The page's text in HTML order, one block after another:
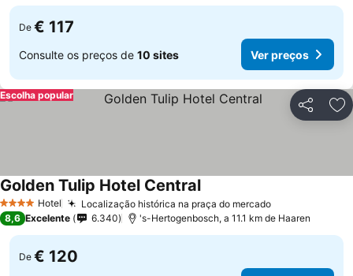
De € 117
Consulte os preços de 10 sites Ver preços
Partilhar
Escolha popular
4 EstrelasHotel Localização histórica na praça do mercado
Golden Tulip Hotel Central
8,6 Excelente 6.340 's-Hertogenbosch, a 11.1 km de Haaren
De € 120